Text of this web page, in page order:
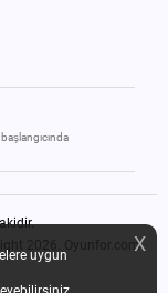
X
uygun
2026. Oyunfor.com